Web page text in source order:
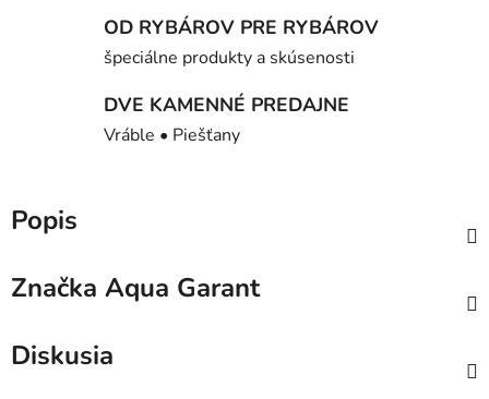
OD RYBÁROV PRE RYBÁROV
špeciálne produkty a skúsenosti
DVE KAMENNÉ PREDAJNE
Vráble • Piešťany
Popis
Značka Aqua Garant
Diskusia